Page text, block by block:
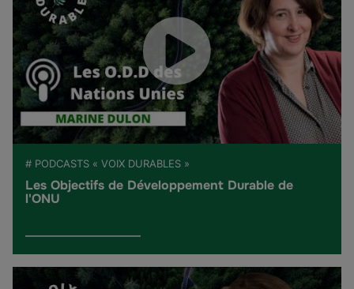
# PODCASTS « VOIX DURABLES »
Les Objectifs de Développement Durable de
l'ONU